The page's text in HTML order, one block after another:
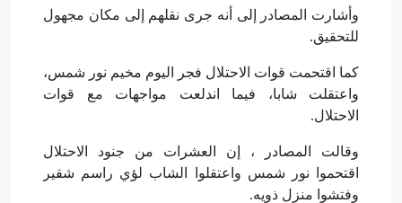
وأشارت المصادر إلى أنه جرى نقلهم إلى مكان مجهول
للتحقيق.
كما اقتحمت قوات الاحتلال فجر اليوم مخيم نور شمس،
واعتقلت شابا، فيما اندلعت مواجهات مع قوات
الاحتلال.
وقالت المصادر ، إن العشرات من جنود الاحتلال
اقتحموا نور شمس واعتقلوا الشاب لؤي راسم شقير
وفتشوا منزل ذويه.